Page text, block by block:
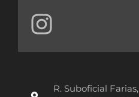
I
n
s
R. Suboficial